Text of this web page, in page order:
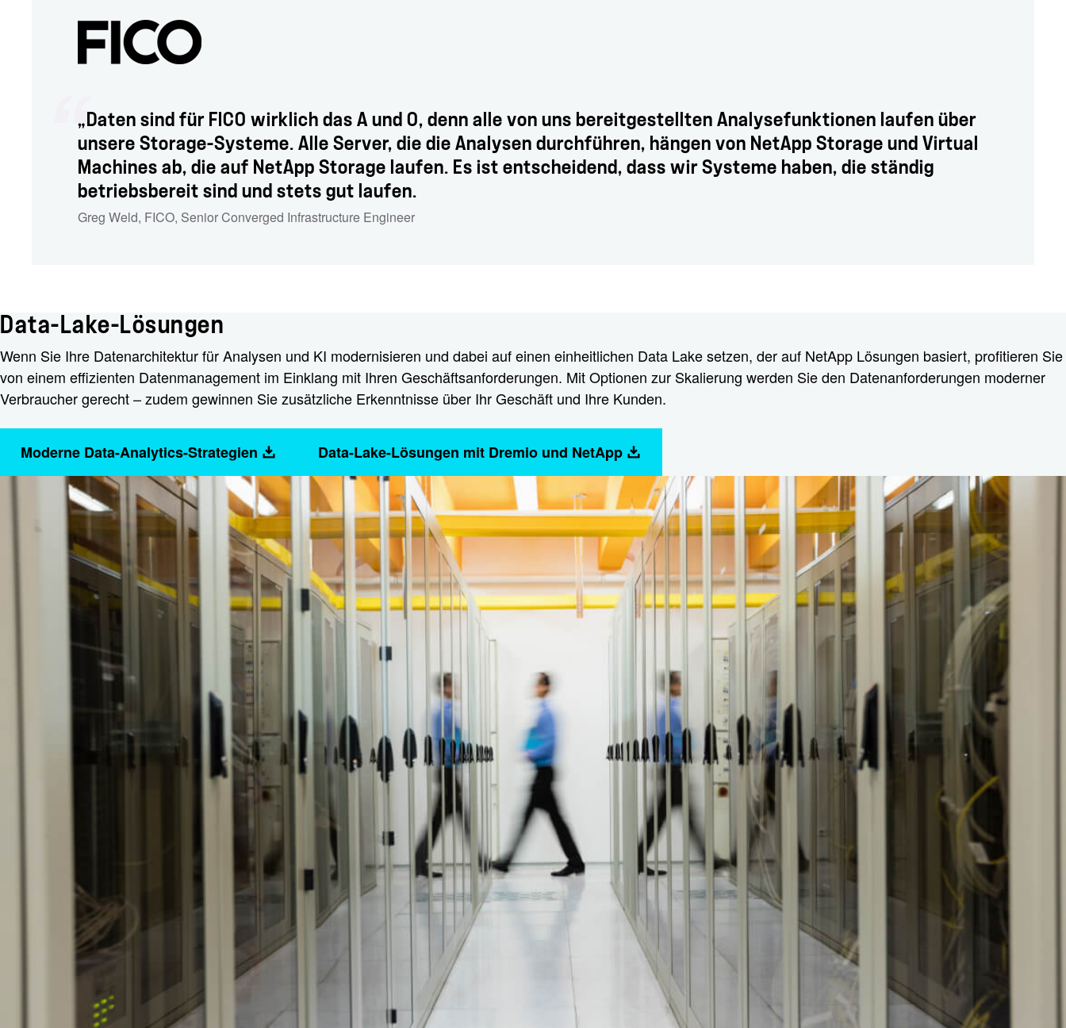
„Daten sind für FICO wirklich das A und O, denn alle von uns bereitgestellten Analysefunktionen laufen über
unsere Storage-Systeme. Alle Server, die die Analysen durchführen, hängen von NetApp Storage und Virtual
Machines ab, die auf NetApp Storage laufen. Es ist entscheidend, dass wir Systeme haben, die ständig
betriebsbereit sind und stets gut laufen.
Greg Weld, FICO, Senior Converged Infrastructure Engineer
Data-Lake-Lösungen
Wenn Sie Ihre Datenarchitektur für Analysen und KI modernisieren und dabei auf einen einheitlichen Data Lake setzen, der auf NetApp Lösungen basiert, profitieren Sie
von einem effizienten Datenmanagement im Einklang mit Ihren Geschäftsanforderungen. Mit Optionen zur Skalierung werden Sie den Datenanforderungen moderner
Verbraucher gerecht – zudem gewinnen Sie zusätzliche Erkenntnisse über Ihr Geschäft und Ihre Kunden.
Moderne Data-Analytics-Strategien Data-Lake-Lösungen mit Dremio und NetApp